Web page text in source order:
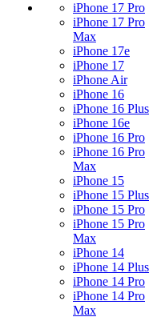
iPhone 17 Pro
iPhone 17 Pro
Max
iPhone 17e
iPhone 17
iPhone Air
iPhone 16
iPhone 16 Plus
iPhone 16e
iPhone 16 Pro
iPhone 16 Pro
Max
iPhone 15
iPhone 15 Plus
iPhone 15 Pro
iPhone 15 Pro
Max
iPhone 14
iPhone 14 Plus
iPhone 14 Pro
iPhone 14 Pro
Max